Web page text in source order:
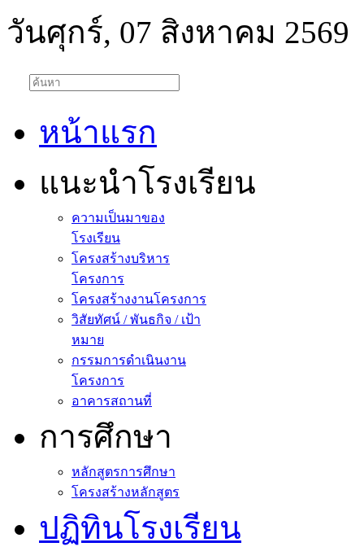
วันศุกร์, 07 สิงหาคม 2569
หน้าแรก
แนะนำโรงเรียน
ความเป็นมาของ
โรงเรียน
โครงสร้างบริหาร
โครงการ
โครงสร้างงานโครงการ
วิสัยทัศน์ / พันธกิจ / เป้า
หมาย
กรรมการดำเนินงาน
โครงการ
อาคารสถานที่
การศึกษา
หลักสูตรการศึกษา
โครงสร้างหลักสูตร
ปฏิทินโรงเรียน